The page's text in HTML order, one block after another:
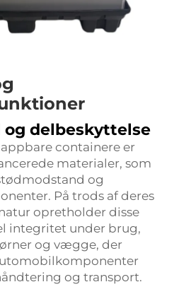
delbeskyttelse
containere er
materialer, som
og
På trods af deres
opretholder disse
integritet under brug,
og vægge, der
og transport.